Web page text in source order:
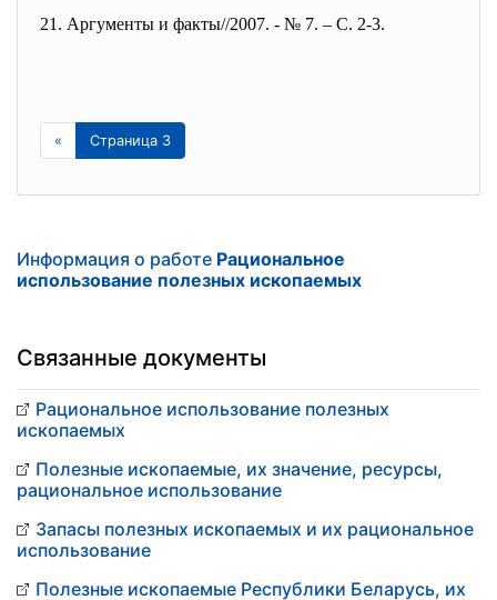
21. Аргументы и факты//2007. - № 7. – С. 2-3.
« Страница 3
Информация о работе Рациональное
использование полезных ископаемых
Связанные документы
Рациональное использование полезных
ископаемых
Полезные ископаемые, их значение, ресурсы,
рациональное использование
Запасы полезных ископаемых и их рациональное
использование
Полезные ископаемые Республики Беларусь, их